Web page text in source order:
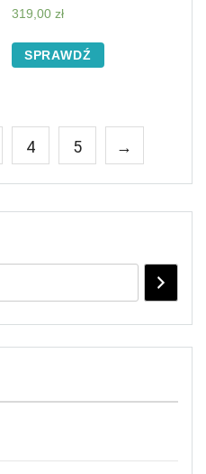
319,00 zł
SPRAWDŹ
4 5 →